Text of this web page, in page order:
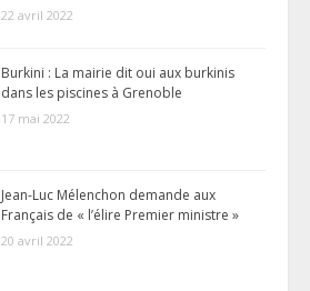
22 avril 2022
Burkini : La mairie dit oui aux burkinis
dans les piscines à Grenoble
17 mai 2022
Jean-Luc Mélenchon demande aux
Français de « l’élire Premier ministre »
20 avril 2022